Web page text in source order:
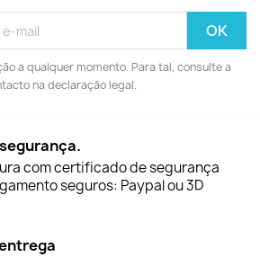
a qualquer momento. Para tal, consulte a
na declaração legal.
com certificado de segurança
seguros: Paypal ou 3D